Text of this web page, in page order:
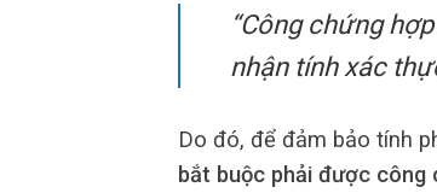
“Công chứng
nhận tính xác
Do đó, để đảm bảo tính
bắt buộc phải được